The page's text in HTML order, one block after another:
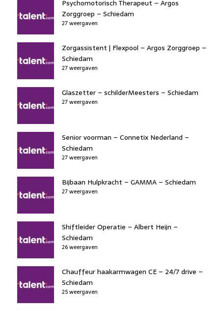
Psychomotorisch Therapeut – Argos
Zorggroep – Schiedam
27 weergaven
Zorgassistent | Flexpool – Argos Zorggroep –
Schiedam
27 weergaven
Glaszetter – schilderMeesters – Schiedam
27 weergaven
Senior voorman – Connetix Nederland –
Schiedam
27 weergaven
Bijbaan Hulpkracht – GAMMA – Schiedam
27 weergaven
Shiftleider Operatie – Albert Heijn –
Schiedam
26 weergaven
Chauffeur haakarmwagen CE – 24/7 drive –
Schiedam
25 weergaven